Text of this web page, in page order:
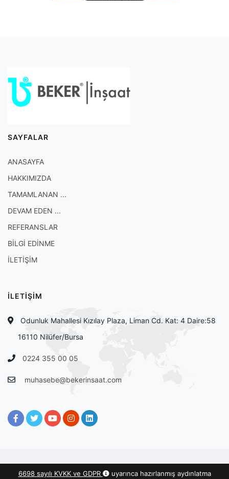
SAYFALAR
ANASAYFA
HAKKIMIZDA
TAMAMLANAN ...
DEVAM EDEN ...
REFERANSLAR
BİLGİ EDİNME
İLETİŞİM
İLETİŞİM
Odunluk Mahallesi Kızılay Plaza, Liman Cd. Kat: 4 Daire:58
16110 Nilüfer/Bursa
0224 355 00 05
muhasebe@bekerinsaat.com
bekerinsaat.com@2026 - tasarım :akdesen.com
6698 sayılı KVKK ve GDPR uyarınca hazırlanmış aydınlatma